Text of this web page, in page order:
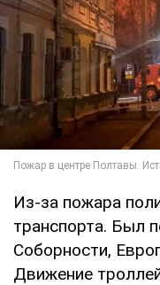
Из-за пожара
транспорта. Был
Соборности,
Движение